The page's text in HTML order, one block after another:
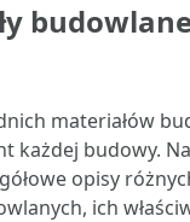
materiałów
każdej budowy. Na
opisy
ich